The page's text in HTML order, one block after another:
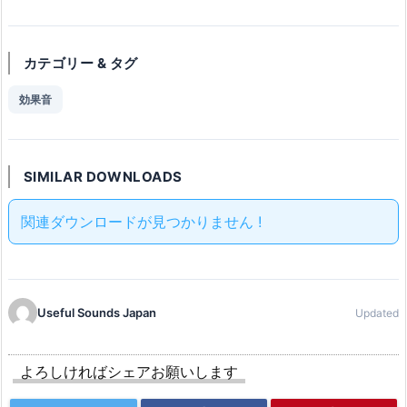
カテゴリー & タグ
効果音
SIMILAR DOWNLOADS
関連ダウンロードが見つかりません !
Useful Sounds Japan Updated
よろしければシェアお願いします